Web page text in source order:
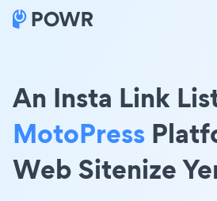
An Insta Link
MotoPress
Web Sitenize